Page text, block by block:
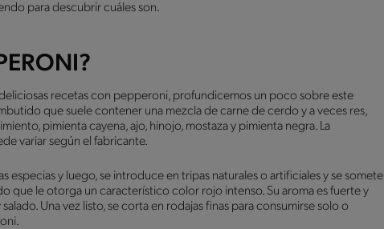
para descubrir cuáles son.
recetas con pepperoni, profundicemos un poco sobre este
que suele contener una mezcla de carne de cerdo y a veces res,
pimienta cayena, ajo, hinojo, mostaza y pimienta negra. La
variar según el fabricante.
especias y luego, se introduce en tripas naturales o artificiales y se somete
que le otorga un característico color rojo intenso. Su aroma es fuerte y
Una vez listo, se corta en rodajas finas para consumirse solo o